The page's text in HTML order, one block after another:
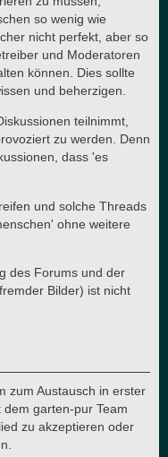
so wenig wie
nicht perfekt, aber so
und Moderatoren
können. Dies sollte
und beherzigen.
teilnimmt,
zu werden. Denn
dass 'es
und solche Threads
ohne weitere
des Forums und der
Bilder) ist nicht
zum Austausch in erster
garten-pur Team
zu akzeptieren oder